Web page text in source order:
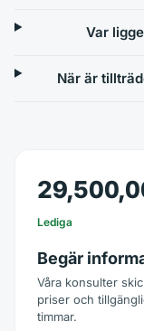
Var
När är
Lediga
Begär
Våra konsulter
priser och
timmar.